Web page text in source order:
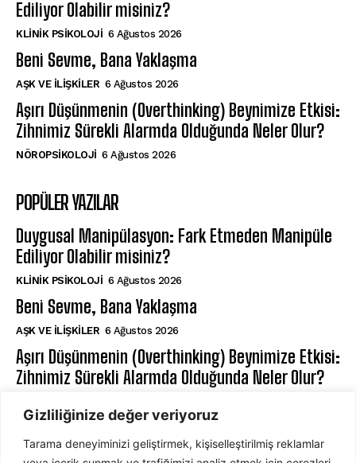
Gizliliğinize değer veriyoruz
Tarama deneyiminizi geliştirmek, kişiselleştirilmiş reklamlar
Ediliyor Olabilir misiniz?
KLINIK PSIKOLOJI 6 Ağustos 2026
Beni Sevme, Bana Yaklaşma
AŞK VE İLIŞKILER 6 Ağustos 2026
Aşırı Düşünmenin (Overthinking) Beynimize Etkisi:
Zihnimiz Sürekli Alarmda Olduğunda Neler Olur?
NÖROPSIKOLOJI 6 Ağustos 2026
POPÜLER YAZILAR
Duygusal Manipülasyon: Fark Etmeden Manipüle
Ediliyor Olabilir misiniz?
KLINIK PSIKOLOJI 6 Ağustos 2026
Beni Sevme, Bana Yaklaşma
AŞK VE İLIŞKILER 6 Ağustos 2026
Aşırı Düşünmenin (Overthinking) Beynimize Etkisi:
Zihnimiz Sürekli Alarmda Olduğunda Neler Olur?
ABONE OL